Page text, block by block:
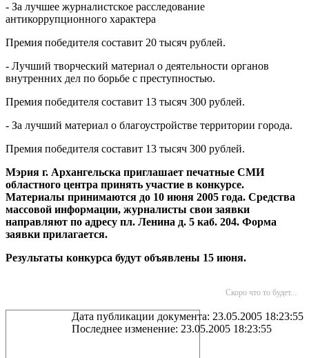
- За лучшее журналистское расследование
антикоррупционного характера
Премия победителя составит 20 тысяч рублей.
- Лучший творческий материал о деятельности органов
внутренних дел по борьбе с преступностью.
Премия победителя составит 13 тысяч 300 рублей.
- За лучший материал о благоустройстве территории города.
Премия победителя составит 13 тысяч 300 рублей.
Мэрия г. Архангельска приглашает печатные СМИ
областного центра принять участие в конкурсе.
Материалы принимаются до 10 июня 2005 года. Средства
массовой информации, журналисты свои заявки
направляют по адресу пл. Ленина д. 5 каб. 204. Форма
заявки прилагается.
Результаты конкурса будут объявлены 15 июня.
Скоро что то будет...
Дата публикации документа: 23.05.2005 18:23:55
Последнее изменение: 23.05.2005 18:23:55